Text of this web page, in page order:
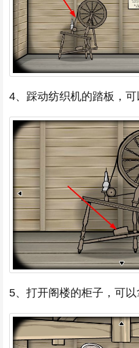
4、踩动纺织机的踏板，可
5、打开阁楼的柜子，可以